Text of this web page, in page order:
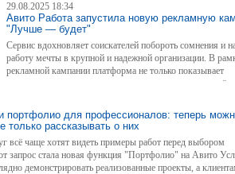
29.08.2025 18:34
Авито Работа запустила новую рекламную
"Лучше — будет"
Сервис вдохновляет соискателей побороть сомнения и
работу мечты в крупной и надежной организации. В
рекламной кампании платформа не только показывает
запускает практические инструменты для поиска
портфолио для профессионалов: теперь
только рассказывать о них
всё чаще хотят видеть примеры работ перед выбором
запрос стала новая функция "Портфолио" на Авито
демонстрировать реализованные проекты, а